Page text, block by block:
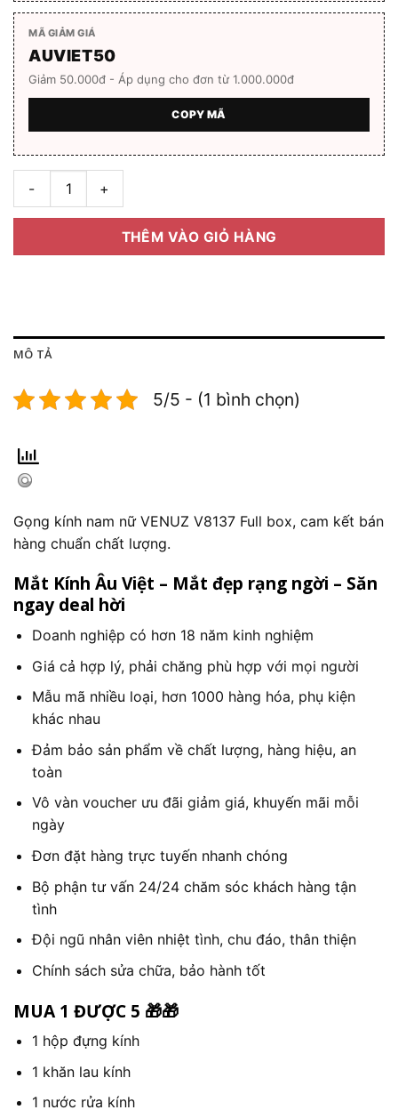
MÃ GIẢM GIÁ
AUVIET50
Giảm 50.000đ - Áp dụng cho đơn từ 1.000.000đ
COPY MÃ
Gọng kính nam nữ VENUZ V8137 Full box số lượng
THÊM VÀO GIỎ HÀNG
MÔ TẢ
5/5 - (1 bình chọn)
Gọng kính nam nữ VENUZ V8137 Full box, cam kết bán
hàng chuẩn chất lượng.
Mắt Kính Âu Việt – Mắt đẹp rạng ngời – Săn
ngay deal hời
Doanh nghiệp có hơn 18 năm kinh nghiệm
Giá cả hợp lý, phải chăng phù hợp với mọi người
Mẫu mã nhiều loại, hơn 1000 hàng hóa, phụ kiện
khác nhau
Đảm bảo sản phẩm về chất lượng, hàng hiệu, an
toàn
Vô vàn voucher ưu đãi giảm giá, khuyến mãi mỗi
ngày
Đơn đặt hàng trực tuyến nhanh chóng
Bộ phận tư vấn 24/24 chăm sóc khách hàng tận
tình
Đội ngũ nhân viên nhiệt tình, chu đáo, thân thiện
Chính sách sửa chữa, bảo hành tốt
MUA 1 ĐƯỢC 5 🎁🎁
1 hộp đựng kính
1 khăn lau kính
1 nước rửa kính